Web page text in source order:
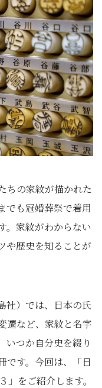
ちの家紋が描かれた
でも冠婚葬祭で着用
。家紋がわからない
や歴史を知ることが
社）では、日本の氏
遷など、家紋と名字
いつか自分史を綴り
です。今回は、「日
をご紹介します。